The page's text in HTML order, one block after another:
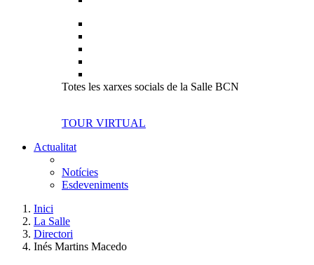
Totes les xarxes socials de la Salle BCN
TOUR VIRTUAL
Actualitat
Notícies
Esdeveniments
Inici
La Salle
Directori
Inés Martins Macedo